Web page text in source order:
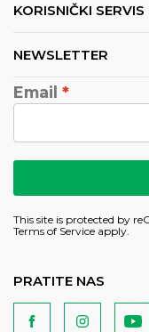
KORISNIČKI SERVIS
NEWSLETTER
Email
This site is protected by
Terms of Service apply.
PRATITE NAS